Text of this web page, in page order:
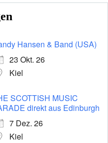
Hansen & Band (USA)
23 Okt. 26
Kiel
SCOTTISH MUSIC
direkt aus Edinburgh
7 Dez. 26
Kiel